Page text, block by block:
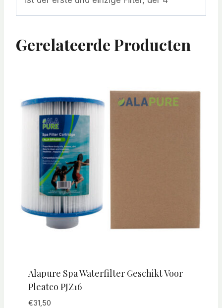
Gerelateerde Producten
Alapure Spa Waterfilter Geschikt Voor
Pleatco PJZ16
€31,50